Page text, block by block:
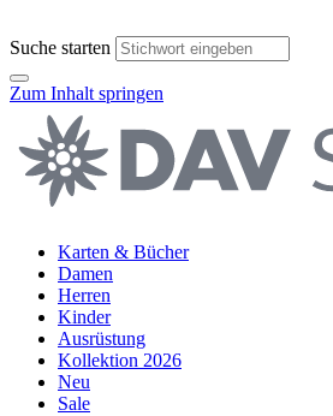
Suche starten
Zum Inhalt springen
Karten & Bücher
Damen
Herren
Kinder
Ausrüstung
Kollektion 2026
Neu
Sale